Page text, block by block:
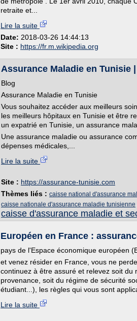
retraite et...
Lire la suite
Date: 2018-03-26 14:44:13
Site : https://fr.m.wikipedia.org
Assurance Maladie en Tunisie
Blog
Assurance Maladie en Tunisie
Vous souhaitez accéder aux meilleurs
les meilleurs hôpitaux en Tunisie et être
un expatrié en Tunisie, un assurance
Une assurance maladie ou assurance
dépenses médicales,...
Lire la suite
Site : https://assurance-tunisie.com
Thèmes liés : caisse national d'assurance
caisse nationale d'assurance maladie tunisienne
caisse d'assurance maladie et
Européen en France :
pays de l'Espace économique européen
et venez résider en France, vous ne
continuez à être assuré et relevez soit
provenance, soit du régime de sécurité
étudiant...), les règles qui vous sont
Lire la suite